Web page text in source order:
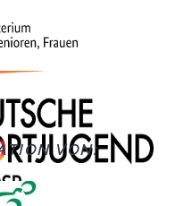
VON: